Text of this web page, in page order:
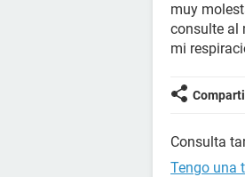
muy
consulte al
mi
Consulta
Tengo una